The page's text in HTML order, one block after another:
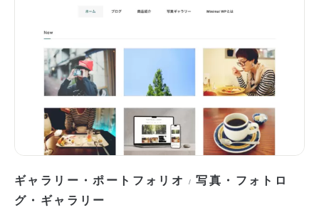
ギャラリー・ポートフォリオ /写真・フォトロ
グ・ギャラリー